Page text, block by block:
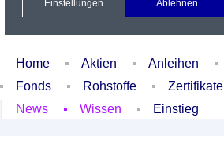
Xetra Realtime
Watchlist Portfolio
Home Aktien Anleihen
Fonds
Rohstoffe Zertifikate
News
Wissen Einstieg
Einstellungen Ablehnen